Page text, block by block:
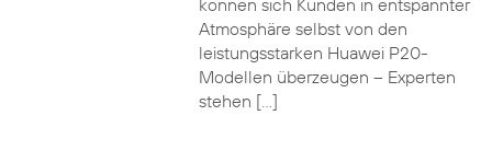
können sich Kunden in entspannter
Atmosphäre selbst von den
leistungsstarken Huawei P20-
Modellen überzeugen – Experten
stehen […]